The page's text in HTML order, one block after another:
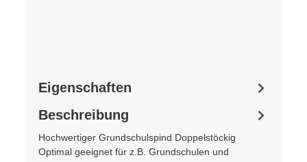
Beschreibung
Hochwertiger Grundschulspind Doppelstöckig
Optimal geeignet für z.B. Grundschulen und
Eigenschaften